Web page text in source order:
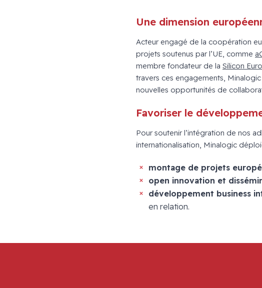
Une dimension
Acteur engagé de la coopération
projets soutenus par l’UE, comme
membre fondateur de la Silicon
travers ces engagements,
nouvelles opportunités de
Favoriser le
Pour soutenir l’intégration de nos
internationalisation, Minalogic
montage de projets
open innovation et
développement business
en relation.